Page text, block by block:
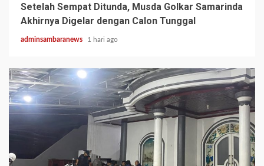
Setelah Sempat Ditunda, Musda Golkar Samarinda
Akhirnya Digelar dengan Calon Tunggal
adminsambaranews 1 hari ago